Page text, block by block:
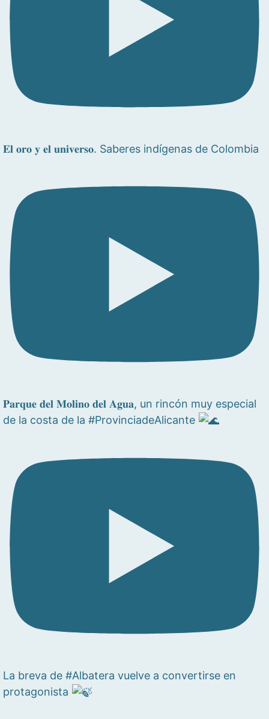
𝐄𝐥 𝐨𝐫𝐨 𝐲 𝐞𝐥 𝐮𝐧𝐢𝐯𝐞𝐫𝐬𝐨. Saberes indígenas de Colombia
𝐏𝐚𝐫𝐪𝐮𝐞 𝐝𝐞𝐥 𝐌𝐨𝐥𝐢𝐧𝐨 𝐝𝐞𝐥 𝐀𝐠𝐮𝐚, un rincón muy especial
de la costa de la #ProvinciadeAlicante
La breva de #Albatera vuelve a convertirse en
protagonista